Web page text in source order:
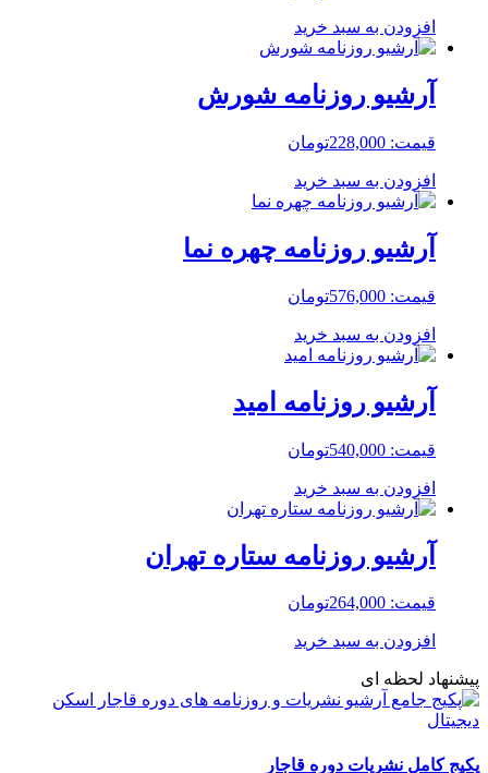
افزودن به سبد خرید
آرشیو روزنامه شورش
قیمت: 228,000تومان
افزودن به سبد خرید
آرشیو روزنامه چهره نما
قیمت: 576,000تومان
افزودن به سبد خرید
آرشیو روزنامه امید
قیمت: 540,000تومان
افزودن به سبد خرید
آرشیو روزنامه ستاره تهران
قیمت: 264,000تومان
افزودن به سبد خرید
پیشنهاد لحظه ای
پکیج کامل نشریات دوره قاجار